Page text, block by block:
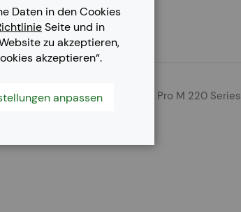
Pro M 203 Series, LaserJet Pro M 220
Pro MFP M 227 Series
Daten in den Cookies
Seite und in
zu akzeptieren,
akzeptieren“.
anpassen